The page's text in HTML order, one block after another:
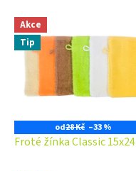
p
Akce
Tip
od28 Kč –33 %
Froté žínka Classic 15x24